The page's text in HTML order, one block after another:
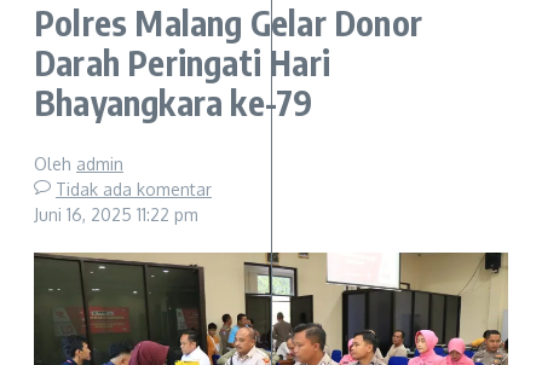
Polres Malang Gelar Donor
Darah Peringati Hari
Bhayangkara ke-79
Oleh admin
Tidak ada komentar
Juni 16, 2025 11:22 pm